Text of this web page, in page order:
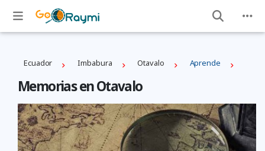
Ecuador Imbabura Otavalo Aprende
Memorias en Otavalo